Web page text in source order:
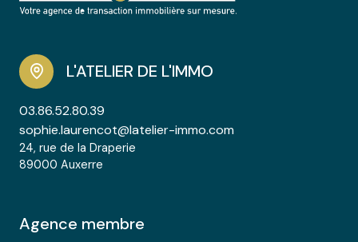
L'ATELIER DE L'IMMO
03.86.52.80.39
sophie.laurencot@latelier-immo.com
24, rue de la Draperie
89000 Auxerre
Agence membre